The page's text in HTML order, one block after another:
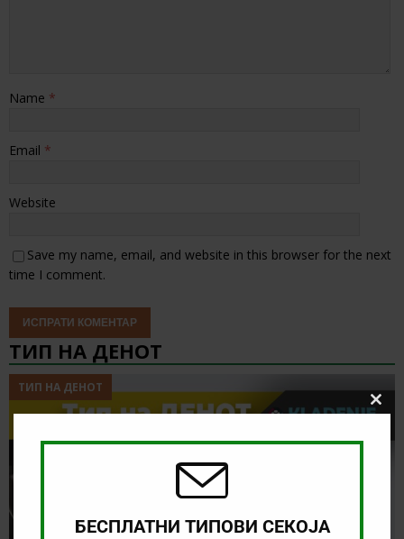
Name *
Email *
Website
Save my name, email, and website in this browser for the next
time I comment.
ТИП НА ДЕНОТ
ТИП НА ДЕНОТ
Close
БЕСПЛАТНИ ТИПОВИ СЕКОЈА